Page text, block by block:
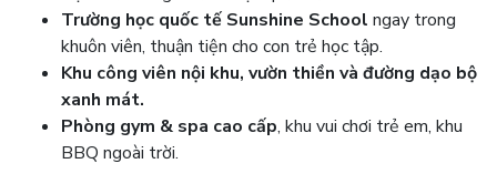
Trường học quốc tế Sunshine School ngay trong
khuôn viên, thuận tiện cho con trẻ học tập.
Khu công viên nội khu, vườn thiền và đường dạo bộ
xanh mát.
Phòng gym & spa cao cấp, khu vui chơi trẻ em, khu
BBQ ngoài trời.